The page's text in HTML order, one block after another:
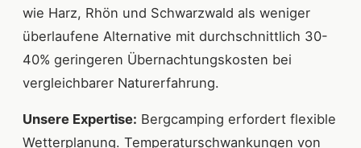
wie Harz, Rhön und Schwarzwald als weniger
überlaufene Alternative mit durchschnittlich 30-
40% geringeren Übernachtungskosten bei
vergleichbarer Naturerfahrung.
Unsere Expertise: Bergcamping erfordert flexible
Wetterplanung. Temperaturschwankungen von